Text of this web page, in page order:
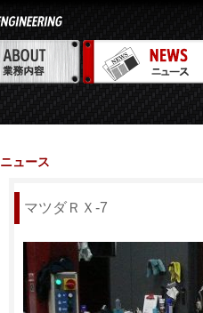
ニュース
マツダＲＸ-7